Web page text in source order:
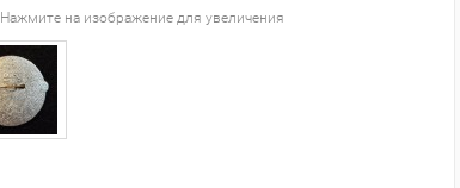
Нажмите на изображение для увеличения